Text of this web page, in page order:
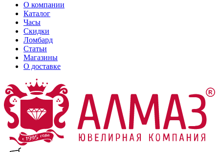
О компании
Каталог
Часы
Скидки
Ломбард
Статьи
Магазины
О доставке